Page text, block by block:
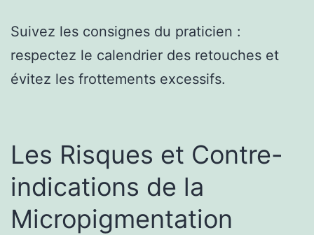
Suivez les consignes du praticien :
respectez le calendrier des retouches et
évitez les frottements excessifs.
Les Risques et Contre-
indications de la
Micropigmentation